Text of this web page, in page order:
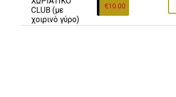
CLUB (µε
χοιρινό γύρο)
€10.00